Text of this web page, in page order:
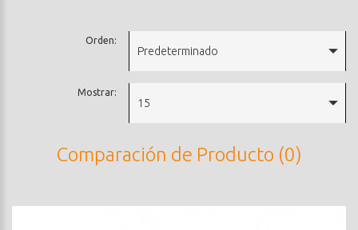
Orden:
Predeterminado
Mostrar:
15
Comparación de Producto (0)